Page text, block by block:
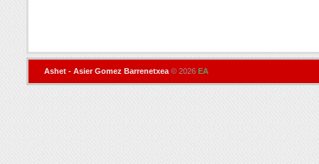
Ashet - Asier Gomez Barrenetxea © 2026 EA